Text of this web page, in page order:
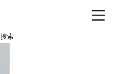
搜索